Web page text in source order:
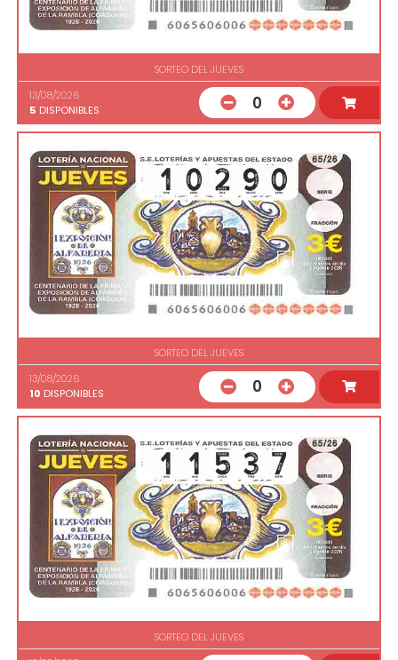
SORTEO DEL JUEVES
13/08/2026
5 DISPONIBLES 0
SORTEO DEL JUEVES
13/08/2026
10 DISPONIBLES 0
SORTEO DEL JUEVES